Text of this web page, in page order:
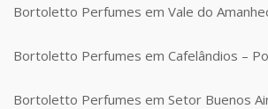
Bortoletto Perfumes em Vale do
Bortoletto Perfumes em Cafelândios –
Bortoletto Perfumes em Setor Buenos